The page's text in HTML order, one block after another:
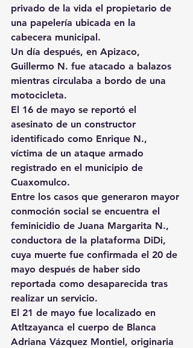
privado de la vida el propietario de
una papelería ubicada en la
cabecera municipal.
Un día después, en Apizaco,
Guillermo N. fue atacado a balazos
mientras circulaba a bordo de una
motocicleta.
El 16 de mayo se reportó el
asesinato de un constructor
identificado como Enrique N.,
víctima de un ataque armado
registrado en el municipio de
Cuaxomulco.
Entre los casos que generaron mayor
conmoción social se encuentra el
feminicidio de Juana Margarita N.,
conductora de la plataforma DiDi,
cuya muerte fue confirmada el 20 de
mayo después de haber sido
reportada como desaparecida tras
realizar un servicio.
El 21 de mayo fue localizado en
Atltzayanca el cuerpo de Blanca
Adriana Vázquez Montiel, originaria